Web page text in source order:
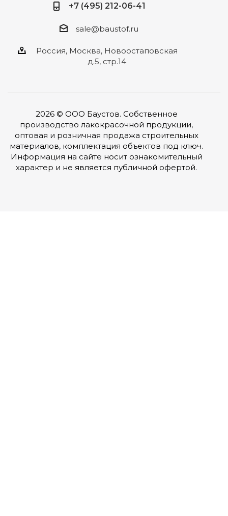
+7 (495) 212-06-41
sale@baustof.ru
Россия, Москва, Новоостаповская
д.5, стр.14
2026 © ООО Баустов. Собственное
производство лакокрасочной продукции,
оптовая и розничная продажа строительных
материалов, комплектация объектов под ключ.
Информация на сайте носит ознакомительный
характер и не является публичной офертой.